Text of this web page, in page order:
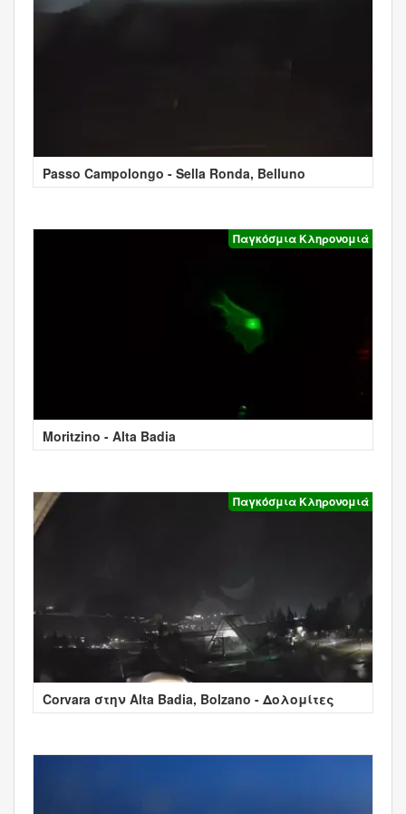
Passo Campolongo - Sella Ronda, Belluno
Παγκόσμια Κληρονομιά
Moritzino - Alta Badia
Παγκόσμια Κληρονομιά
Corvara στην Alta Badia, Bolzano - Δολομίτες